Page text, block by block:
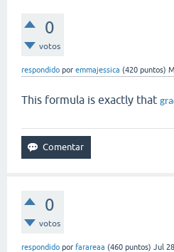
0
votos
respondido por emmajessica (420 puntos)
This formula is exactly that
0
votos
respondido por farareaa (460 puntos) Jul